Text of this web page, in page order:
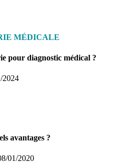
MÉDICALE
pour diagnostic médical ?
2024
avantages ?
01/2020